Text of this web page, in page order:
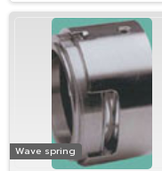
Wave spring